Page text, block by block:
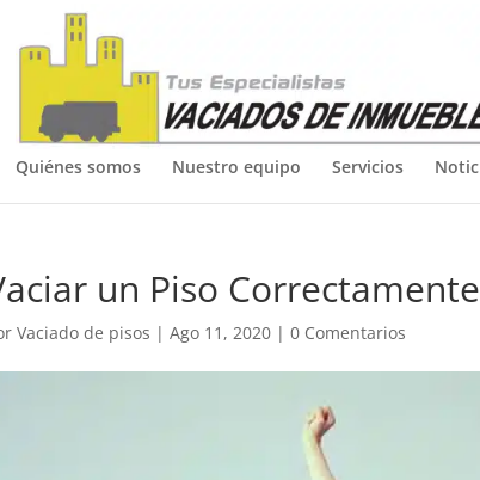
Quiénes somos Nuestro equipo Servicios
un Piso
Vaciado de pisos | Ago 11, 2020| 0 Comentarios